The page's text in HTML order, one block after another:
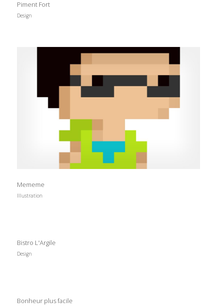
Piment Fort
Design
Mememe
Illustration
Bistro L'Argile
Design
Bonheur plus facile